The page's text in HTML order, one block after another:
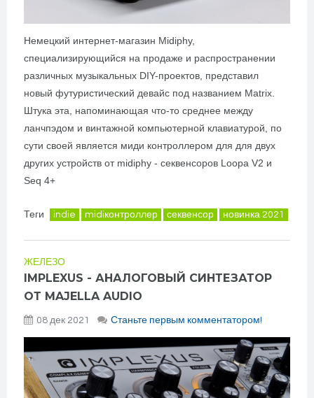
Немецкий интернет-магазин Midiphy,
специализирующийся на продаже и распространении
различных музыкальных DIY-проектов, представил
новый футуристический девайс под названием Matrix.
Штука эта, напоминающая что-то среднее между
ланчпэдом и винтажной компьютерной клавиатурой, по
сути своей является миди контроллером для для двух
других устройств от midiphy - секвенсоров Loopa V2 и
Seq 4+
Теги indie midiконтроллер секвенсор новинка 2021
ЖЕЛЕЗО
IMPLEXUS - АНАЛОГОВЫЙ СИНТЕЗАТОР
ОТ MAJELLA AUDIO
08 дек 2021 Станьте первым комментатором!